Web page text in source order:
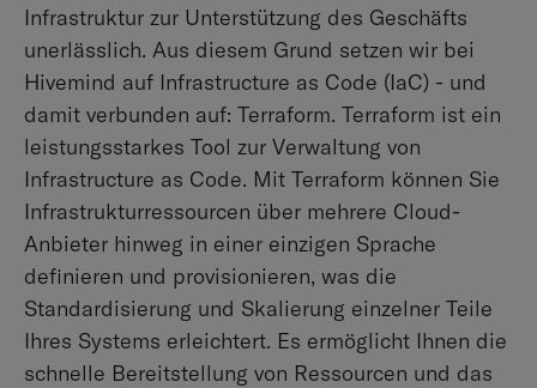
Infrastruktur zur Unterstützung des Geschäfts
unerlässlich. Aus diesem Grund setzen wir bei
Hivemind auf Infrastructure as Code (IaC) - und
damit verbunden auf: Terraform. Terraform ist ein
leistungsstarkes Tool zur Verwaltung von
Infrastructure as Code. Mit Terraform können Sie
Infrastrukturressourcen über mehrere Cloud-
Anbieter hinweg in einer einzigen Sprache
definieren und provisionieren, was die
Standardisierung und Skalierung einzelner Teile
Ihres Systems erleichtert. Es ermöglicht Ihnen die
schnelle Bereitstellung von Ressourcen und das